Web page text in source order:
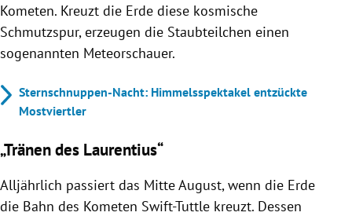
Kometen. Kreuzt die Erde diese kosmische
Schmutzspur, erzeugen die Staubteilchen einen
sogenannten Meteorschauer.
Sternschnuppen-Nacht: Himmelsspektakel entzückte
Mostviertler
„Tränen des Laurentius“
Alljährlich passiert das Mitte August, wenn die Erde
die Bahn des Kometen Swift-Tuttle kreuzt. Dessen